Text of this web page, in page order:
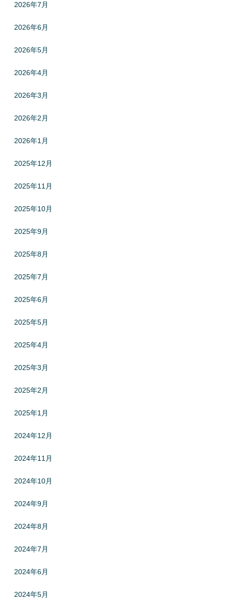
2026年7月
2026年6月
2026年5月
2026年4月
2026年3月
2026年2月
2026年1月
2025年12月
2025年11月
2025年10月
2025年9月
2025年8月
2025年7月
2025年6月
2025年5月
2025年4月
2025年3月
2025年2月
2025年1月
2024年12月
2024年11月
2024年10月
2024年9月
2024年8月
2024年7月
2024年6月
2024年5月